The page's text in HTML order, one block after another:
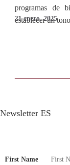
programas de
establecer un
21 enero, 2025
Newsletter ES
First Name